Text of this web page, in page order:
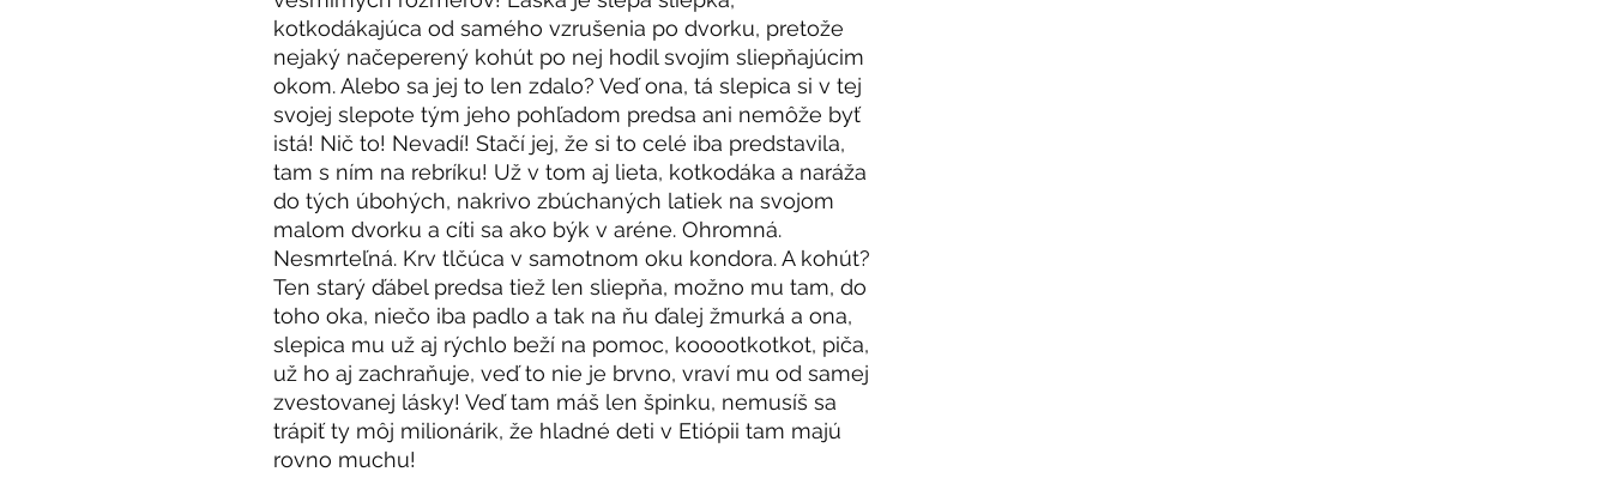
kotkodákajúca od samého vzrušenia po dvorku, pretože
nejaký načeperený kohút po nej hodil svojím sliepňajúcim
okom. Alebo sa jej to len zdalo? Veď ona, tá slepica si v tej
svojej slepote tým jeho pohľadom predsa ani nemôže byť
istá! Nič to! Nevadí! Stačí jej, že si to celé iba predstavila,
tam s ním na rebríku! Už v tom aj lieta, kotkodáka a naráža
do tých úbohých, nakrivo zbúchaných latiek na svojom
malom dvorku a cíti sa ako býk v aréne. Ohromná.
Nesmrteľná. Krv tlčúca v samotnom oku kondora. A kohút?
Ten starý ďábel predsa tiež len sliepňa, možno mu tam, do
toho oka, niečo iba padlo a tak na ňu ďalej žmurká a ona,
slepica mu už aj rýchlo beží na pomoc, kooootkotkot, piča,
už ho aj zachraňuje, veď to nie je brvno, vraví mu od samej
zvestovanej lásky! Veď tam máš len špinku, nemusíš sa
trápiť ty môj milionárik, že hladné deti v Etiópii tam majú
rovno muchu!